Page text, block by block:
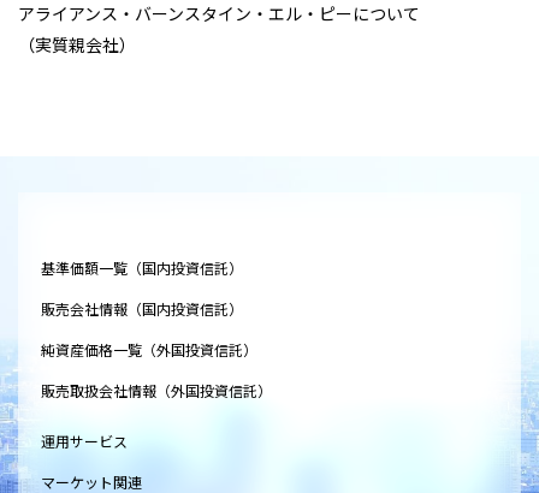
アライアンス・バーンスタイン・エル・ピーについて
（実質親会社）
基準価額一覧（国内投資信託）
販売会社情報（国内投資信託）
純資産価格一覧（外国投資信託）
販売取扱会社情報（外国投資信託）
運用サービス
マーケット関連